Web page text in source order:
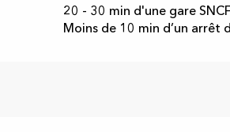
20 - 30 min d'une gare
Moins de 10 min d’un arrêt